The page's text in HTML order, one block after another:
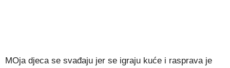
MOja djeca se svađaju jer se igraju kuće i rasprava je